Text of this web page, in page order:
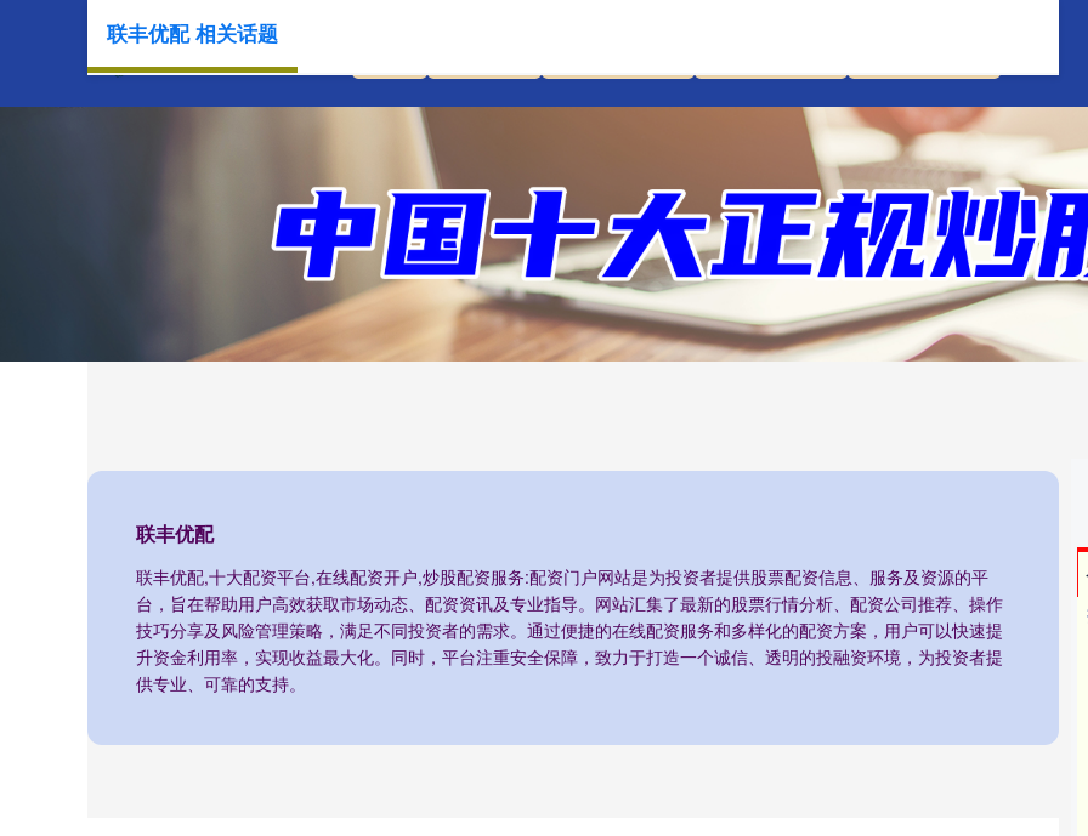
联丰优配
联丰优配,十大配资平台,在线配资开户,炒股配资服务:配资门户网站是为投资者提供股票配资信息、服务及资源的平
台，旨在帮助用户高效获取市场动态、配资资讯及专业指导。网站汇集了最新的股票行情分析、配资公司推荐、操作
技巧分享及风险管理策略，满足不同投资者的需求。通过便捷的在线配资服务和多样化的配资方案，用户可以快速提
升资金利用率，实现收益最大化。同时，平台注重安全保障，致力于打造一个诚信、透明的投融资环境，为投资者提
供专业、可靠的支持。
联丰优配 相关话题